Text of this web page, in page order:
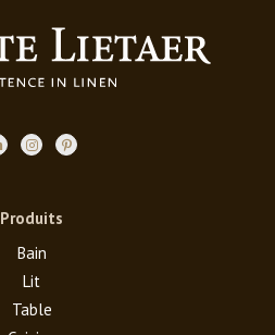
Produits
Bain
Lit
Table